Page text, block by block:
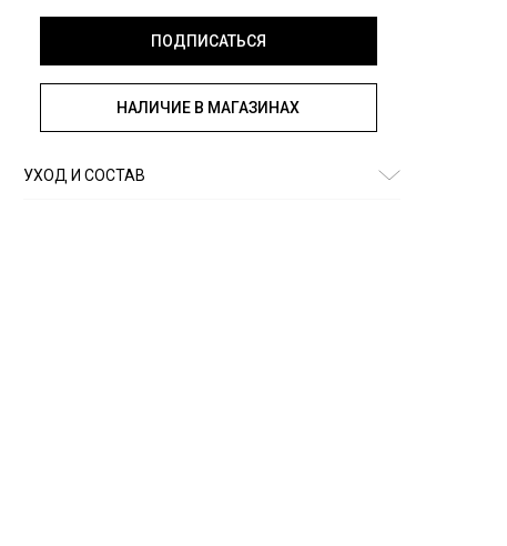
ПОДПИСАТЬСЯ
НАЛИЧИЕ В МАГАЗИНАХ
УХОД И СОСТАВ